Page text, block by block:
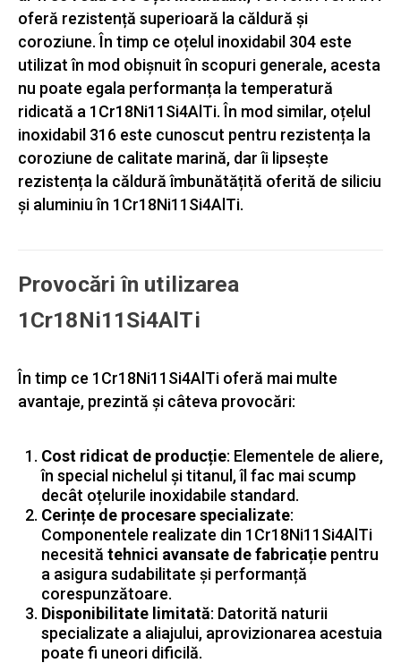
oferă rezistență superioară la căldură și
coroziune. În timp ce oțelul inoxidabil 304 este
utilizat în mod obișnuit în scopuri generale, acesta
nu poate egala performanța la temperatură
ridicată a 1Cr18Ni11Si4AlTi. În mod similar, oțelul
inoxidabil 316 este cunoscut pentru rezistența la
coroziune de calitate marină, dar îi lipsește
rezistența la căldură îmbunătățită oferită de siliciu
și aluminiu în 1Cr18Ni11Si4AlTi.
Provocări în utilizarea
1Cr18Ni11Si4AlTi
În timp ce 1Cr18Ni11Si4AlTi oferă mai multe
avantaje, prezintă și câteva provocări:
Cost ridicat de producție: Elementele de aliere,
în special nichelul și titanul, îl fac mai scump
decât oțelurile inoxidabile standard.
Cerințe de procesare specializate:
Componentele realizate din 1Cr18Ni11Si4AlTi
necesită tehnici avansate de fabricație pentru
a asigura sudabilitate și performanță
corespunzătoare.
Disponibilitate limitată: Datorită naturii
specializate a aliajului, aprovizionarea acestuia
poate fi uneori dificilă.